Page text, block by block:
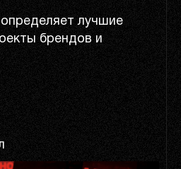
определяет лучшие
брендов и